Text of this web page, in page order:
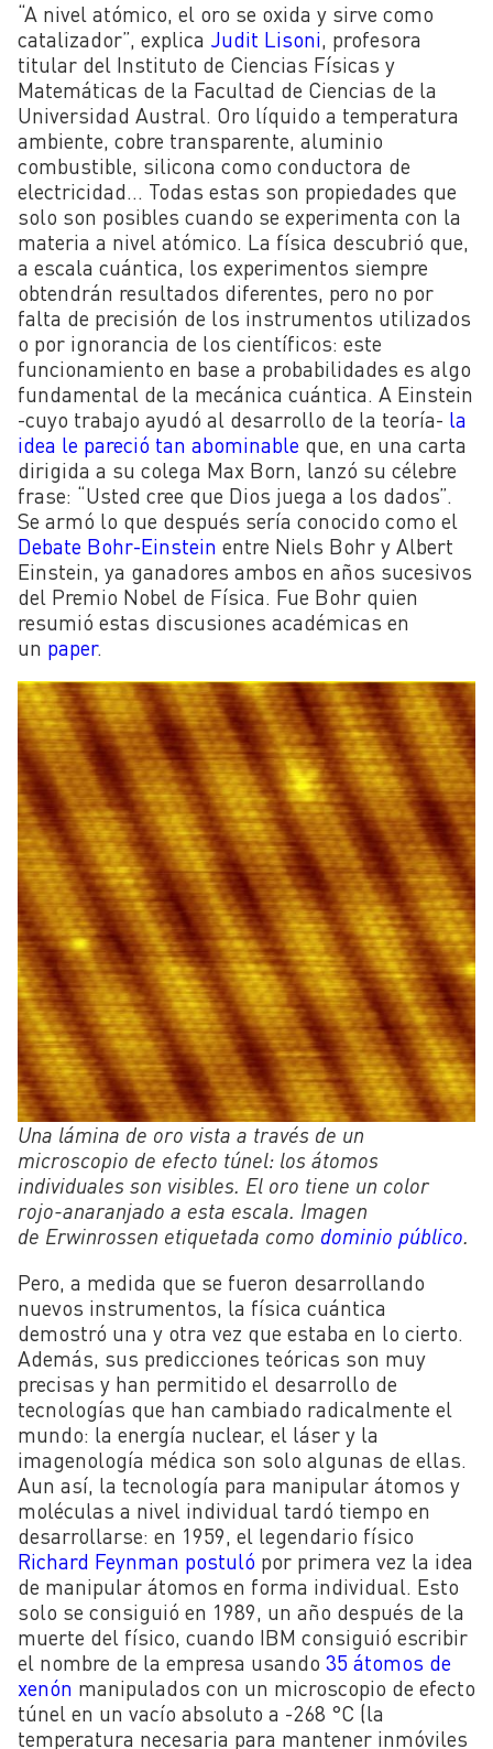
“A nivel atómico, el oro se oxida y sirve como
catalizador”, explica Judit Lisoni, profesora
titular del Instituto de Ciencias Físicas y
Matemáticas de la Facultad de Ciencias de la
Universidad Austral. Oro líquido a temperatura
ambiente, cobre transparente, aluminio
combustible, silicona como conductora de
electricidad… Todas estas son propiedades que
solo son posibles cuando se experimenta con la
materia a nivel atómico. La física descubrió que,
a escala cuántica, los experimentos siempre
obtendrán resultados diferentes, pero no por
falta de precisión de los instrumentos utilizados
o por ignorancia de los científicos: este
funcionamiento en base a probabilidades es algo
fundamental de la mecánica cuántica. A Einstein
-cuyo trabajo ayudó al desarrollo de la teoría- la
idea le pareció tan abominable que, en una carta
dirigida a su colega Max Born, lanzó su célebre
frase: “Usted cree que Dios juega a los dados”.
Se armó lo que después sería conocido como el
Debate Bohr-Einstein entre Niels Bohr y Albert
Einstein, ya ganadores ambos en años sucesivos
del Premio Nobel de Física. Fue Bohr quien
resumió estas discusiones académicas en
un paper.
Una lámina de oro vista a través de un
microscopio de efecto túnel: los átomos
individuales son visibles. El oro tiene un color
rojo-anaranjado a esta escala. Imagen
de Erwinrossen etiquetada como dominio público
Pero, a medida que se fueron desarrollando
nuevos instrumentos, la física cuántica
demostró una y otra vez que estaba en lo cierto.
Además, sus predicciones teóricas son muy
precisas y han permitido el desarrollo de
tecnologías que han cambiado radicalmente el
mundo: la energía nuclear, el láser y la
imagenología médica son solo algunas de ellas.
Aun así, la tecnología para manipular átomos y
moléculas a nivel individual tardó tiempo en
desarrollarse: en 1959, el legendario físico
Richard Feynman postuló por primera vez la idea
de manipular átomos en forma individual. Esto
solo se consiguió en 1989, un año después de la
muerte del físico, cuando IBM consiguió escribir
el nombre de la empresa usando 35 átomos de
xenón manipulados con un microscopio de efecto
túnel en un vacío absoluto a -268 °C (la
temperatura necesaria para mantener inmóviles